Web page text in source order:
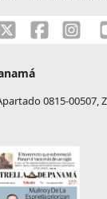
0815-00507,